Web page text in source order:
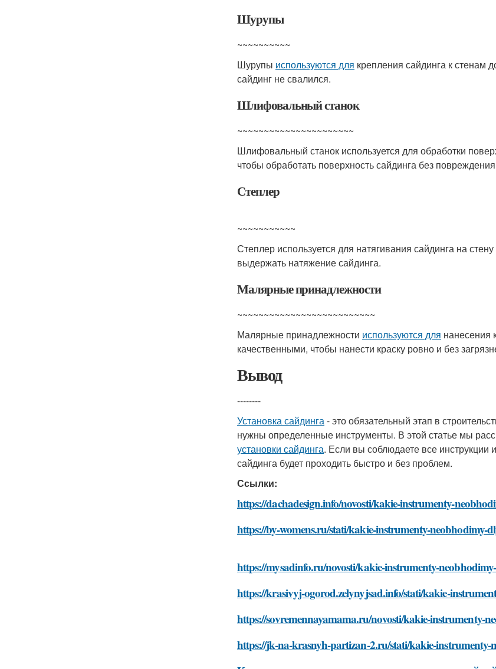
Шурупы
~~~~~~~~~~
Шурупы используются для крепления сайдинга к
сайдинг не свалился.
Шлифовальный станок
~~~~~~~~~~~~~~~~~~~~~~
Шлифовальный станок используется для обработки
чтобы обработать поверхность сайдинга без
Степлер
~~~~~~~~~~~
Степлер используется для натягивания сайдинга на
выдержать натяжение сайдинга.
Малярные принадлежности
~~~~~~~~~~~~~~~~~~~~~~~~~~
Малярные принадлежности используются для нанесения
качественными, чтобы нанести краску ровно и без
Вывод
--------
Установка сайдинга- это обязательный этап в
нужны определенные инструменты. В этой статье мы
установки сайдинга. Если вы соблюдаете все инструкции
сайдинга будет проходить быстро и без проблем.
Ссылки:
https://dachadesign.info/novosti/kakie-instrumenty-
https://by-womens.ru/stati/kakie-instrumenty-neobhodimy-
https://mysadinfo.ru/novosti/kakie-instrumenty-
https://krasivyj-ogorod.zelynyjsad.info/stati/kakie-
https://sovremennayamama.ru/novosti/kakie-instrumenty-
https://jk-na-krasnyh-partizan-2.ru/stati/kakie-